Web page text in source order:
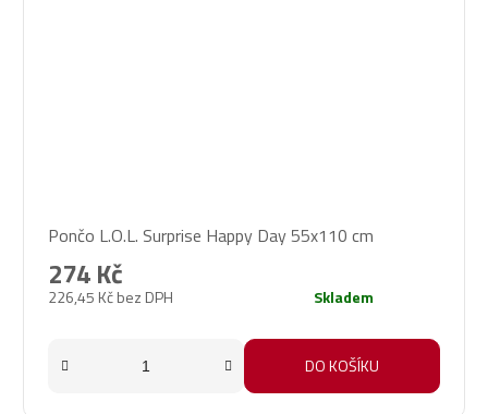
Pončo L.O.L. Surprise Happy Day 55x110 cm
226,45 Kč bez DPH
274 Kč
Skladem
DO KOŠÍKU